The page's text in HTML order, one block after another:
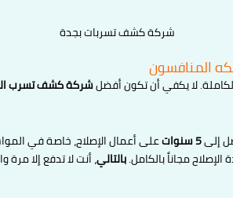
شركة كشف تسربات بجدة
المنافسون
لا يكفي أن تكون أفضلشركة كشف تسرب
إلى5 سنوات
على أعمال الإصلاح، خاصة في
مجاناً بالكامل.بالتالي، أنت لا تدفع إلا